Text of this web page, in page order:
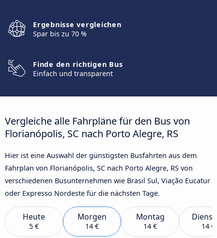
Ergebnisse vergleichen
Spar bis zu 70 %
Finde den richtigen Bus
Einfach und transparent
Vergleiche alle Fahrpläne für den Bus von
Florianópolis, SC nach Porto Alegre, RS
Hier ist eine Auswahl der günstigsten Busfahrten aus dem
Fahrplan von Florianópolis, SC nach Porto Alegre, RS von
verschiedenen Busunternehmen wie Brasil Sul, Viação Eucatur
oder Expresso Nordeste für die nächsten Tage.
Heute
5 €
Morgen
14 €
Montag
14 € 14 €